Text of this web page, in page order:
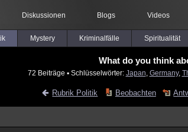
Diskussionen Blogs Videos
Mystery Kriminalfälle Spiritualität
What do you think
72 Beiträge ▪ Schlüsselwörter: Japan Germany,
Rubrik Politik Beobachten